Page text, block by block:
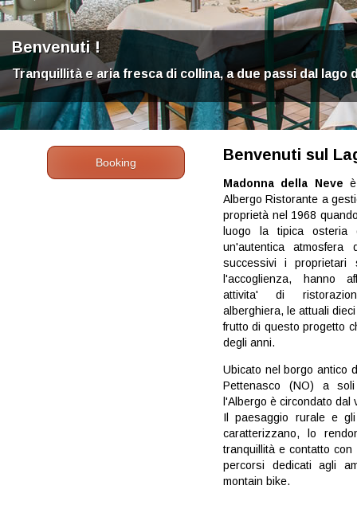
Benvenuti !
Tranquillità e aria fresca di collina, a due passi dal
Booking Benvenuti sul
Madonna della Neve
Albergo Ristorante a
proprietà nel 1968
luogo la tipica
un'autentica atmosfera
successivi i proprietari
l'accoglienza, hanno
attivita' di
alberghiera, le attuali
frutto di questo progetto
degli anni.
Ubicato nel borgo antico
Pettenasco (NO) a
l'Albergo è circondato dal
Il paesaggio rurale e
caratterizzano, lo
tranquillità e contatto
percorsi dedicati agli
montain bike.